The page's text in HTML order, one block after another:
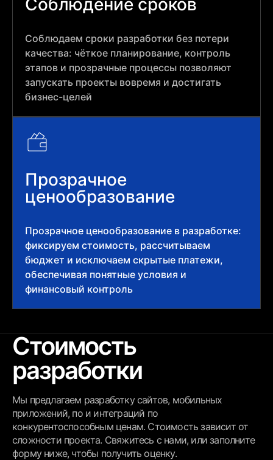
Соблюдение сроков
Соблюдаем сроки разработки без потери
качества: чёткое планирование, контроль
этапов и прозрачные процессы позволяют
запускать проекты вовремя и достигать
бизнес-целей
Прозрачное
ценообразование
Прозрачное ценообразование в разработке:
фиксируем стоимость, рассчитываем
бюджет и исключаем скрытые платежи,
обеспечивая понятные условия и
финансовый контроль
Стоимость
разработки
Мы предлагаем разработку сайтов, мобильных
приложений, по и интеграций по
конкурентоспособным ценам. Стоимость зависит от
сложности проекта. Свяжитесь с нами, или заполните
форму ниже, чтобы получить оценку.